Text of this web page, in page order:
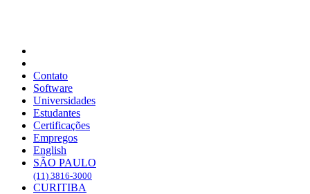
Contato
Software
Universidades
Estudantes
Certificações
Empregos
English
SÃO PAULO
(11) 3816-3000
CURITIBA